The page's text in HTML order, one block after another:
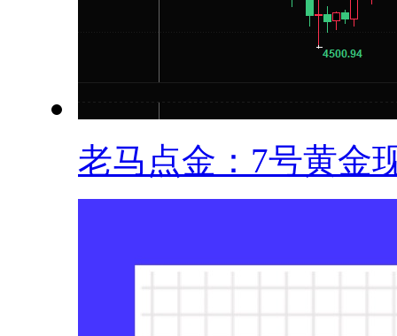
老马点金：7号黄金